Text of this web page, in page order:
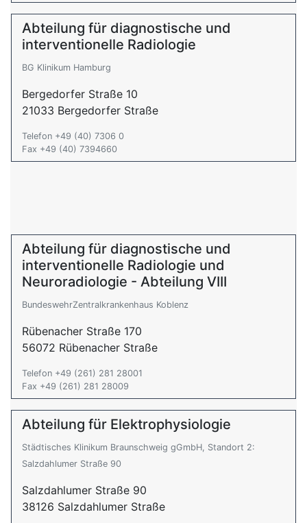
Abteilung für diagnostische und
interventionelle Radiologie
BG Klinikum Hamburg
Bergedorfer Straße 10
21033 Bergedorfer Straße
Telefon +49 (40) 7306 0
Fax +49 (40) 7394660
Abteilung für diagnostische und
interventionelle Radiologie und
Neuroradiologie - Abteilung VIII
BundeswehrZentralkrankenhaus Koblenz
Rübenacher Straße 170
56072 Rübenacher Straße
Telefon +49 (261) 281 28001
Fax +49 (261) 281 28009
Abteilung für Elektrophysiologie
Städtisches Klinikum Braunschweig gGmbH, Standort 2:
Salzdahlumer Straße 90
Salzdahlumer Straße 90
38126 Salzdahlumer Straße